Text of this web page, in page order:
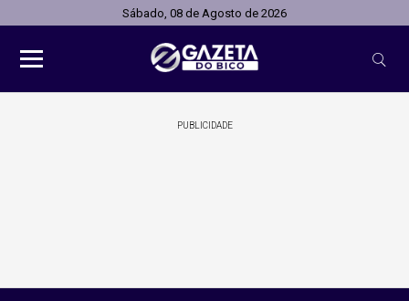
Sábado, 08 de Agosto de 2026
PUBLICIDADE